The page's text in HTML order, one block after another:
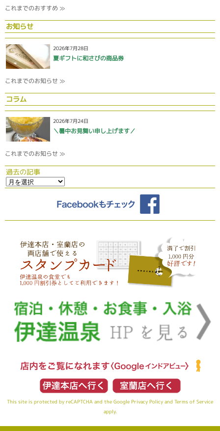
これまでのおすすめ ≫
お知らせ
2026年7月28日
夏ギフトに和さびの商品券
これまでのお知らせ ≫
コラム
2026年7月24日
＼暑中お見舞い申し上げます／
これまでのお知らせ ≫
過去の記事
This site is protected by reCAPTCHA and the Google Privacy Policy and Terms of Service
apply.